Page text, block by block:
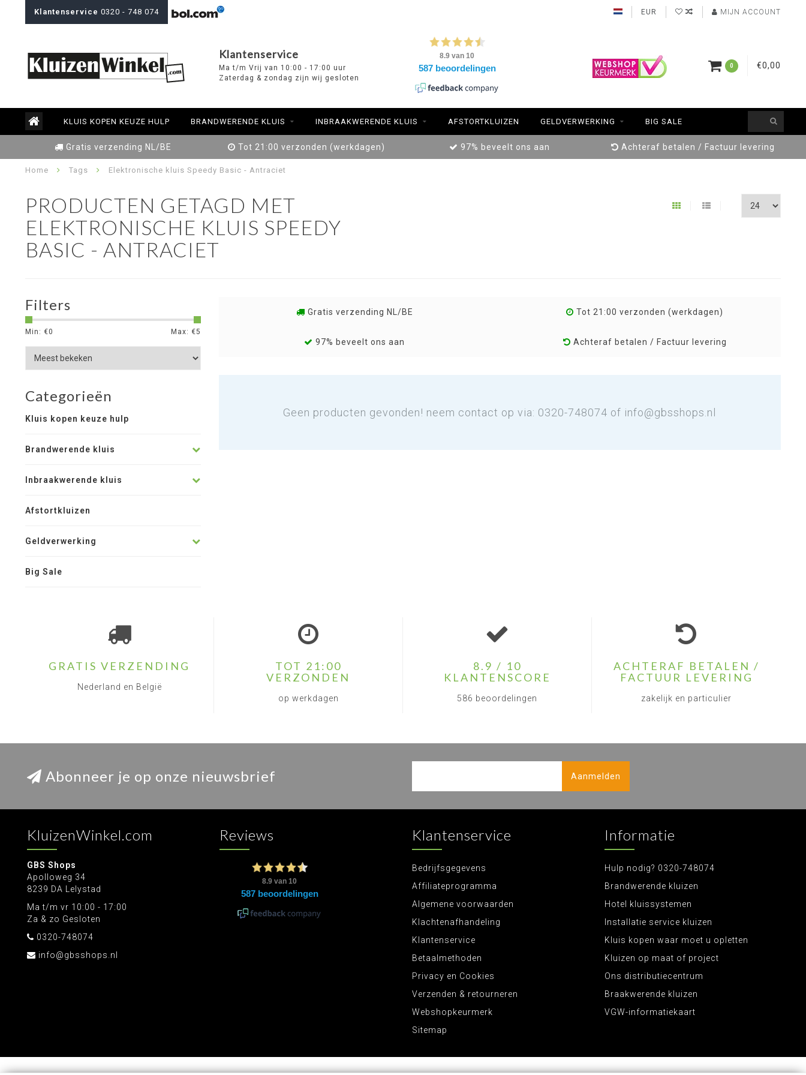
Klantenservice 0320 - 748 074 EUR MIJN ACCOUNT
Klantenservice
Ma t/m Vrij van 10:00 - 17:00 uur
Zaterdag & zondag zijn wij gesloten
0 €0,00
KLUIS KOPEN KEUZE HULP BRANDWERENDE KLUIS INBRAAKWERENDE KLUIS AFSTORTKLUIZEN GELDVERWERKING BIG SALE
Gratis verzending NL/BE Tot 21:00 verzonden (werkdagen) 97% beveelt ons aan Achteraf betalen / Factuur levering
Home Tags Elektronische kluis Speedy Basic - Antraciet
PRODUCTEN GETAGD MET
ELEKTRONISCHE KLUIS SPEEDY
BASIC - ANTRACIET
Filters
Min: €0 Max: €5
Categorieën
Kluis kopen keuze hulp
Brandwerende kluis
Inbraakwerende kluis
Afstortkluizen
Geldverwerking
Big Sale
Gratis verzending NL/BE Tot 21:00 verzonden (werkdagen)
97% beveelt ons aan Achteraf betalen / Factuur levering
Geen producten gevonden! neem contact op via: 0320-748074 of info@gbsshops.nl
GRATIS VERZENDING
Nederland en België
TOT 21:00
VERZONDEN
op werkdagen
8.9 / 10
KLANTENSCORE
586 beoordelingen
ACHTERAF BETALEN /
FACTUUR LEVERING
zakelijk en particulier
Abonneer je op onze nieuwsbrief Aanmelden
KluizenWinkel.com
GBS Shops
Apolloweg 34
8239 DA Lelystad
Ma t/m vr 10:00 - 17:00
Za & zo Gesloten
0320-748074
info@gbsshops.nl
Reviews Klantenservice
Bedrijfsgegevens
Affiliateprogramma
Algemene voorwaarden
Klachtenafhandeling
Klantenservice
Betaalmethoden
Privacy en Cookies
Verzenden & retourneren
Webshopkeurmerk
Sitemap
Informatie
Hulp nodig? 0320-748074
Brandwerende kluizen
Hotel kluissystemen
Installatie service kluizen
Kluis kopen waar moet u opletten
Kluizen op maat of project
Ons distributiecentrum
Braakwerende kluizen
VGW-informatiekaart